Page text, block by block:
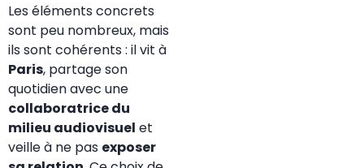
Les éléments concrets
sont peu nombreux, mais
ils sont cohérents : il vit à
Paris, partage son
quotidien avec une
collaboratrice du
milieu audiovisuel et
veille à ne pas exposer